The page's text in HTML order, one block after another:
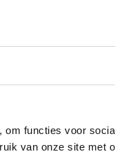
functies voor
van onze site met
via
korting
*